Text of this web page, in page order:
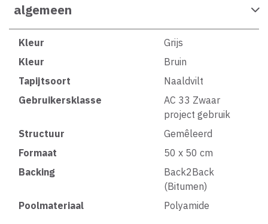
algemeen
Kleur
Grijs
Kleur
Bruin
Tapijtsoort
Naaldvilt
Gebruikersklasse
AC 33 Zwaar
project gebruik
Structuur
Gemêleerd
Formaat
50 x 50 cm
Backing
Back2Back
(Bitumen)
Poolmateriaal
Polyamide